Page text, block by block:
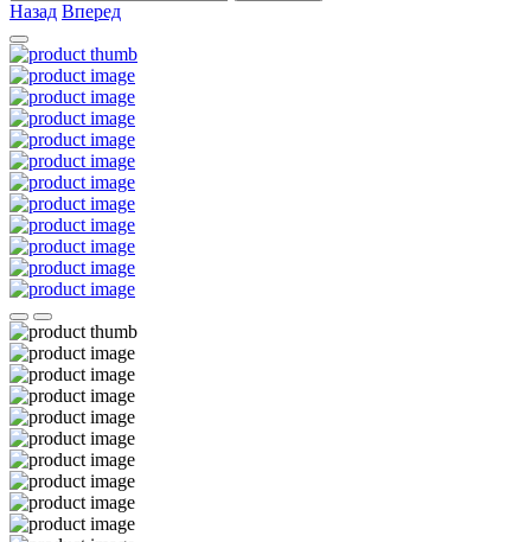
Назад Вперед